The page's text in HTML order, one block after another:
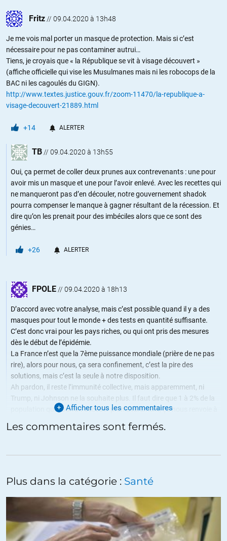
Fritz // 09.04.2020 à 13h48
Je me vois mal porter un masque de protection. Mais si c’est
nécessaire pour ne pas contaminer autrui…
Tiens, je croyais que « la République se vit à visage découvert »
(affiche officielle qui vise les Musulmanes mais ni les robocops de la
BAC ni les cagoulés du GIGN).
http://www.textes.justice.gouv.fr/zoom-11470/la-republique-a-
visage-decouvert-21889.html
+14 ALERTER
TB // 09.04.2020 à 13h55
Oui, ça permet de coller deux prunes aux contrevenants : une pour
avoir mis un masque et une pour l’avoir enlevé. Avec les recettes qui
ne manqueront pas d’en découler, notre gouvernement shadok
pourra compenser le manque à gagner résultant de la récession. Et
dire qu’on les prenait pour des imbéciles alors que ce sont des
génies…
+26 ALERTER
FPOLE // 09.04.2020 à 18h13
D’accord avec votre analyse, mais c’est possible quand il y a des
masques pour tout le monde + des tests en quantité suffisante.
C’est donc vrai pour les pays riches, ou qui ont pris des mesures
dès le début de l’épidémie.
La France n’est que la 7ème puissance mondiale (prière de ne pas
rire), alors pour nous, ça sera confinement, c’est la pire des
solutions, mais c’est la seule à notre disposition.
Ah pardon, il reste l’immunité collective, mais apparemment, ni
Trump, ni Johnson ne la souhaite plus. Il faut dire que 1 à 2% de la
population qui pourrait décéder prématurément, ça nous renvoie à
réaction un peu plus virulente qu’à l’époque.
d’épidémie, ça ne fait pas trop START-UP NATION.
+15 ALERTER
Bisounours// 09.04.2020 à 19h12
Une puissance nucléaire incapable de produire des tests et des
masques en papier.
Afficher tous les commentaires
Les commentaires sont fermés.
Plus dans la catégorie : Santé